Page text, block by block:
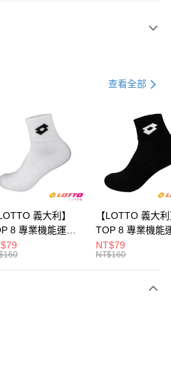
上)免運費
上)免運費
查看全部
義大利】
8 專業機能運動
大款(白/黑-
【LOTTO 義大
TOP 8 專業機能
襪-加大款(黑/白-
LT9CMW8300)
NT$79
NT$160